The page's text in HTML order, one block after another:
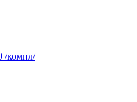
/компл/